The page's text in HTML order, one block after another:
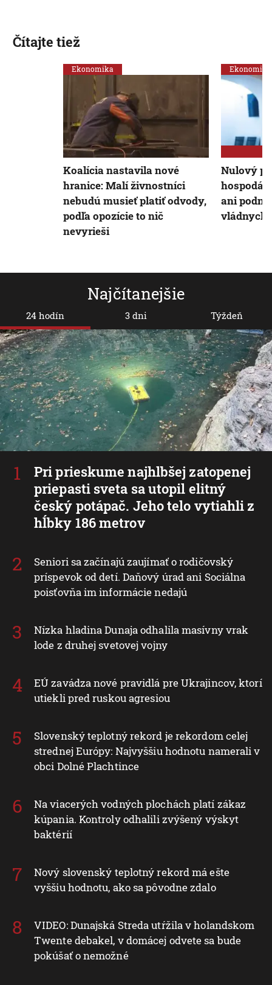
Najčítanejšie
24 hodín
Pri prieskume najhlbšej zatopenej
priepasti sveta sa utopil elitný
český potápač. Jeho telo vytiahli z
hĺbky 186 metrov
Seniori sa začínajú zaujímať o rodičovský
príspevok od detí. Daňový úrad ani Sociálna
poisťovňa im informácie nedajú
Nízka hladina Dunaja odhalila masívny vrak
lode z druhej svetovej vojny
EÚ zavádza nové pravidlá pre Ukrajincov, ktorí
utiekli pred ruskou agresiou
Slovenský teplotný rekord je rekordom celej
strednej Európy: Najvyššiu hodnotu namerali v
obci Dolné Plachtince
Na viacerých vodných plochách platí zákaz
kúpania. Kontroly odhalili zvýšený výskyt
baktérií
Nový slovenský teplotný rekord má ešte
vyššiu hodnotu, ako sa pôvodne zdalo
VIDEO: Dunajská Streda utŕžila v holandskom
Twente debakel, v domácej odvete sa bude
pokúšať o nemožné
3 dni Týždeň
Čítajte tiež
Ekonomika
Koalícia nastavila nové
hranice: Malí živnostníci
nebudú musieť platiť odvody,
podľa opozície to nič
nevyrieši
Ekonomika
Nulový
ani
vládnych